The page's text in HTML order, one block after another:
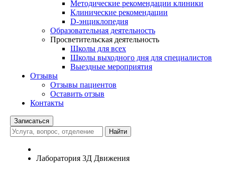
Методические рекомендации клиники
Клинические рекомендации
D-энциклопедия
Образовательная деятельность
Просветительская деятельность
Школы для всех
Школы выходного дня для специалистов
Выездные мероприятия
Отзывы
Отзывы пациентов
Оставить отзыв
Контакты
Записаться
Найти
Лаборатория 3Д Движения